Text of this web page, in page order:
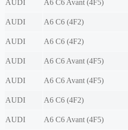
AUDI
A6 C6 Avant (4F5)
AUDI
A6 C6 (4F2)
AUDI
A6 C6 (4F2)
AUDI
A6 C6 Avant (4F5)
AUDI
A6 C6 Avant (4F5)
AUDI
A6 C6 (4F2)
AUDI
A6 C6 Avant (4F5)